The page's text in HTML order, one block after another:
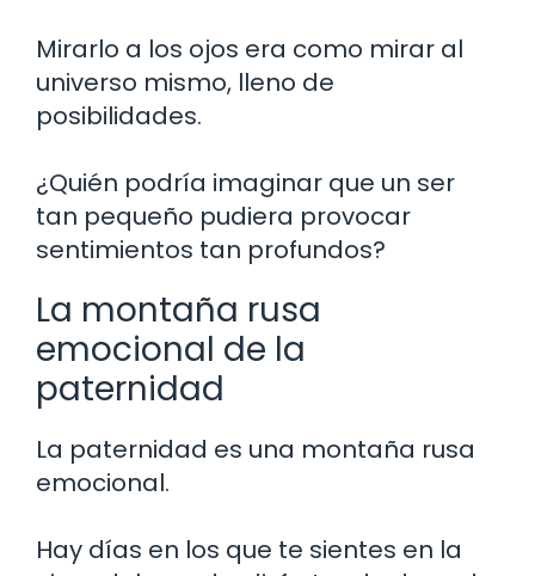
Mirarlo a los ojos era como mirar al
universo mismo, lleno de
posibilidades.
¿Quién podría imaginar que un ser
tan pequeño pudiera provocar
sentimientos tan profundos?
La montaña rusa
emocional de la
paternidad
La paternidad es una montaña rusa
emocional.
Hay días en los que te sientes en la